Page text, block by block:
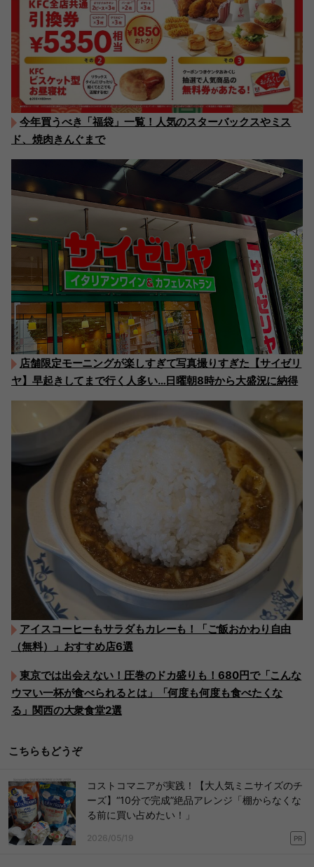
今年買うべき「福袋」一覧！人気のスターバックスやミス
ド、焼肉きんぐまで
店舗限定モーニングが楽しすぎて写真撮りすぎた【サイゼリ
ヤ】早起きしてまで行く人多い…日曜朝8時から大盛況に納得
アイスコーヒーもサラダもカレーも！「ご飯おかわり自由
（無料）」おすすめ店6選
東京では出会えない！圧巻のドカ盛りも！680円で「こんな
ウマい一杯が食べられるとは」「何度も何度も食べたくな
る」関西の大衆食堂2選
こちらもどうぞ
コストコマニアが実践！【大人気ミニサイズのチ
ーズ】“10分で完成”絶品アレンジ「棚からなくな
る前に買い占めたい！」
2026/05/19 PR